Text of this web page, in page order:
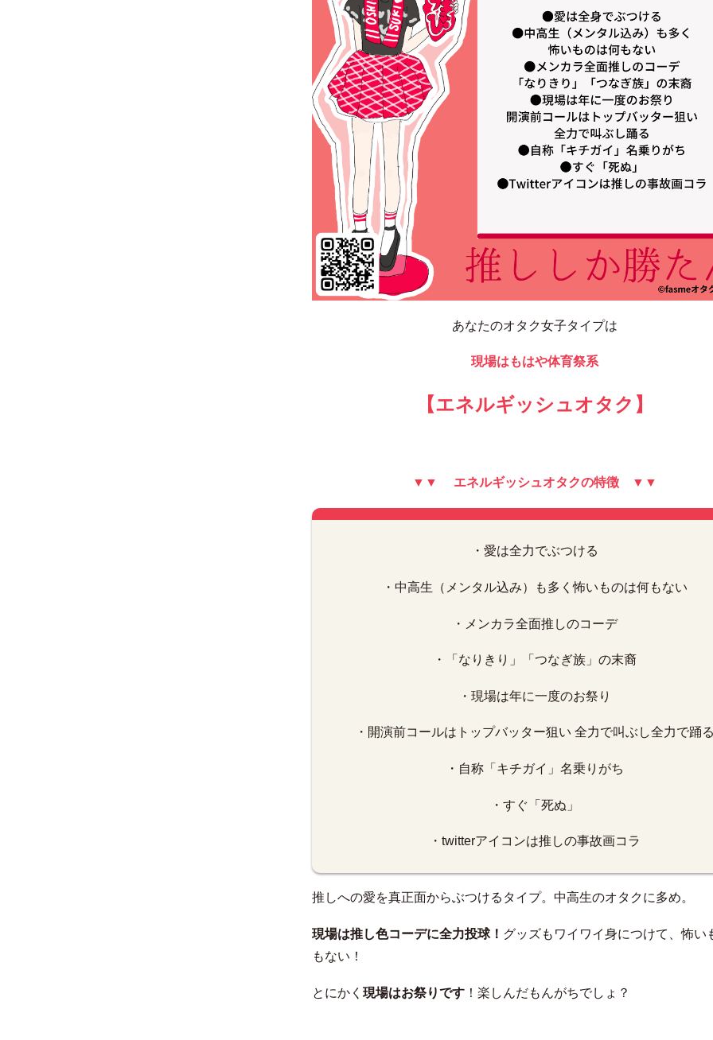
あなたのオタク女子タイプは
現場はもはや体育祭系
【エネルギッシュオタク 】
▼▼ エネルギッシュオタクの特徴 ▼▼
・愛は全力でぶつける
・中高生（メンタル込み）も多く怖いものは何もない
・メンカラ全面推しのコーデ
・「なりきり」「つなぎ族」の末裔
・現場は年に一度のお祭り
・開演前コールはトップバッター狙い 全力で叫ぶし全力で踊る
・自称「キチガイ」名乗りがち
・すぐ「死ぬ」
・twitterアイコンは推しの事故画コラ
推しへの愛を真正面からぶつけるタイプ。中高生のオタクに多め。
現場は推し色コーデに全力投球！ グッズもワイワイ身につけて、怖い
もない！
とにかく 現場はお祭りです！楽しんだもんがちでしょ？